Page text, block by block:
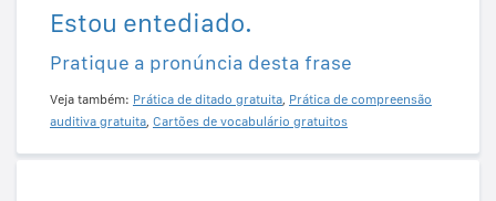
Estou entediado.
Pratique a pronúncia desta frase
Veja também: Prática de ditado gratuita, Prática de compreensão
auditiva gratuita, Cartões de vocabulário gratuitos